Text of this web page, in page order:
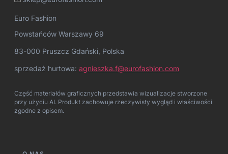
Euro Fashion
Powstańców Warszawy 69
83-000 Pruszcz Gdański, Polska
sprzedaż hurtowa: agnieszka.f@eurofashion.com
Część materiałów graficznych przedstawia wizualizacje stworzone
przy użyciu AI. Produkt zachowuje rzeczywisty wygląd i właściwości
zgodne z opisem.